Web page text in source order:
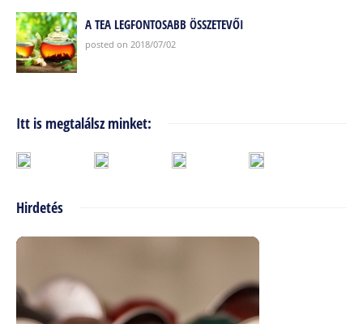
A TEA LEGFONTOSABB ÖSSZETEVŐI
posted on 2018/07/02
Itt is megtalálsz minket:
Hirdetés